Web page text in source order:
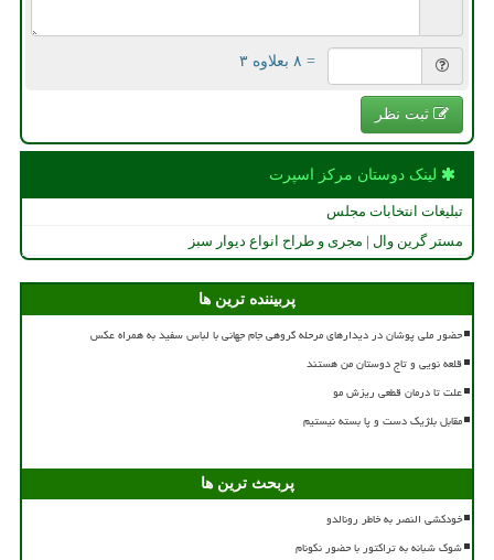
= ۸ بعلاوه ۳
ثبت نظر
لینک دوستان مركز اسپرت
تبلیغات انتخابات مجلس
مستر گرین وال | مجری و طراح انواع دیوار سبز
پربیننده ترین ها
حضور ملی پوشان در دیدارهای مرحله گروهی جام جهانی با لباس سفید به همراه عکس
قلعه نویی و تاج دوستان من هستند
علت تا درمان قطعی ریزش مو
مقابل بلژیک دست و پا بسته نیستیم
پربحث ترین ها
خودکشی النصر به خاطر رونالدو
شوک شبانه به تراکتور با حضور نکونام